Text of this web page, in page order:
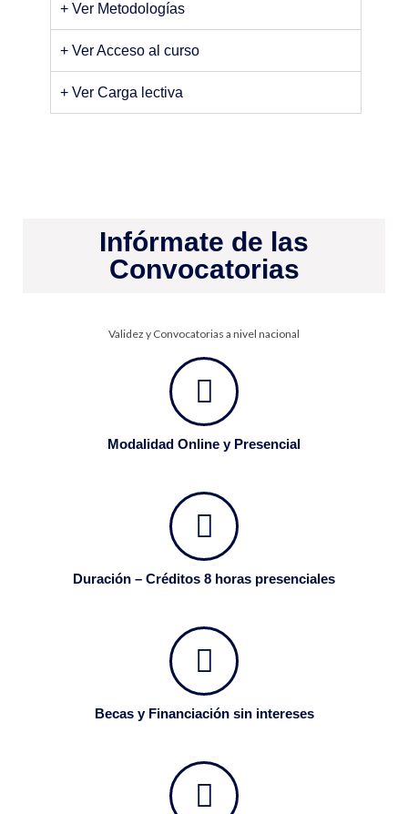
+ Ver Metodologías
+ Ver Acceso al curso
+ Ver Carga lectiva
Infórmate de las
Convocatorias
Validez y Convocatorias a nivel nacional
Modalidad Online y Presencial
Duración – Créditos 8 horas presenciales
Becas y Financiación sin intereses